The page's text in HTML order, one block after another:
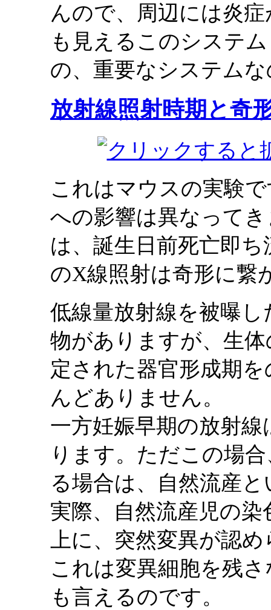
んので、周辺には炎
も見えるこのシステ
の、重要なシステム
放射線照射時期と奇
これはマウスの実験
への影響は異なって
は、誕生日前死亡即
のX線照射は奇形に繋
低線量放射線を被曝
物がありますが、生
定された器官形成期
んどありません。
一方妊娠早期の放射
ります。ただこの場
る場合は、自然流産
実際、自然流産児の
上に、突然変異が認
これは変異細胞を残
も言えるのです。